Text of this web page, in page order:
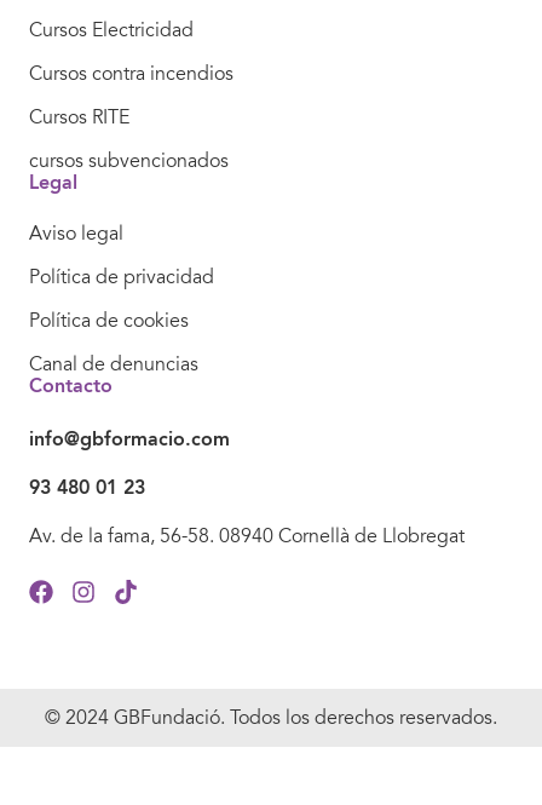
Cursos Electricidad
Cursos contra incendios
Cursos RITE
cursos subvencionados
Legal
Aviso legal
Política de privacidad
Política de cookies
Canal de denuncias
Contacto
info@gbformacio.com
93 480 01 23
Av. de la fama, 56-58. 08940 Cornellà de Llobregat
© 2024 GBFundació. Todos los derechos reservados.